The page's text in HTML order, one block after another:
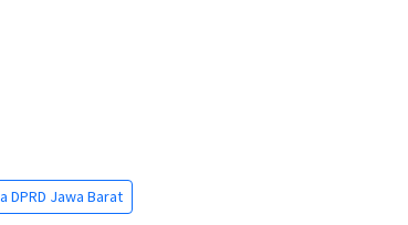
DPRD Jawa Barat